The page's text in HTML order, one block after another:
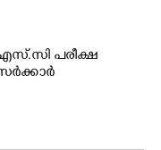
പരീക്ഷ
സർക്കാർ